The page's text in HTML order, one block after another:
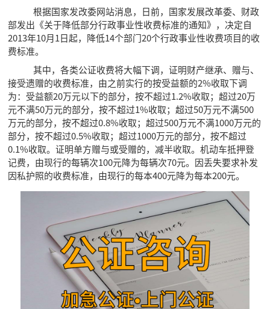
根据国家发改委网站消息，日前，国家发展改革委、财政
部发出《关于降低部分行政事业性收费标准的通知》，决定自
2013年10月1日起，降低14个部门20个行政事业性收费项目的收
费标准。
其中，各类公证收费将大幅下调，证明财产继承、赠与、
接受遗赠的收费标准，由之前实行的按受益额的2%收取下调
为：受益额20万元以下的部分，按不超过1.2%收取；超过20万
元不满50万元的部分，按不超过1%收取；超过50万元不满500
万元的部分，按不超过0.8%收取；超过500万元不满1000万元的
部分，按不超过0.5%收取；超过1000万元的部分，按不超过
0.1%收取。证明单方赠与或受赠的，减半收取。机动车抵押登
记费，由现行的每辆次100元降为每辆次70元。因丢失要求补发
因私护照的收费标准，由现行的每本400元降为每本200元。